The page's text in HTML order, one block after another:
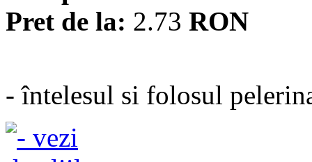
Pret de la: 2.73 RON
- întelesul si folosul